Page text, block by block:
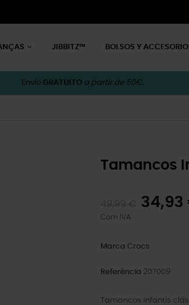
JIBBITZ™ BOLSOS Y
Envio GRATUITO a partir de 50€.
Tamancos
34,93
Com IVA
Marca Crocs
Referência 207009
Tamancos infantis